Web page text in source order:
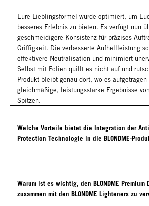
Eure Lieblingsformel wurde optimiert, um
besseres Erlebnis zu bieten. Es verfügt nun
geschmeidigere Konsistenz für präzises
Griffigkeit. Die verbesserte Aufhellleistung
effektivere Neutralisation und minimiert
Selbst mit Folien quillt es nicht auf und
Produkt bleibt genau dort, wo es
gleichmäßige, leistungsstarke Ergebnisse
Spitzen.
Welche Vorteile bietet die Integration der
Protection Technologie in die BLONDME-
Warum ist es wichtig, den BLONDME Premium
zusammen mit den BLONDME Lighteners zu